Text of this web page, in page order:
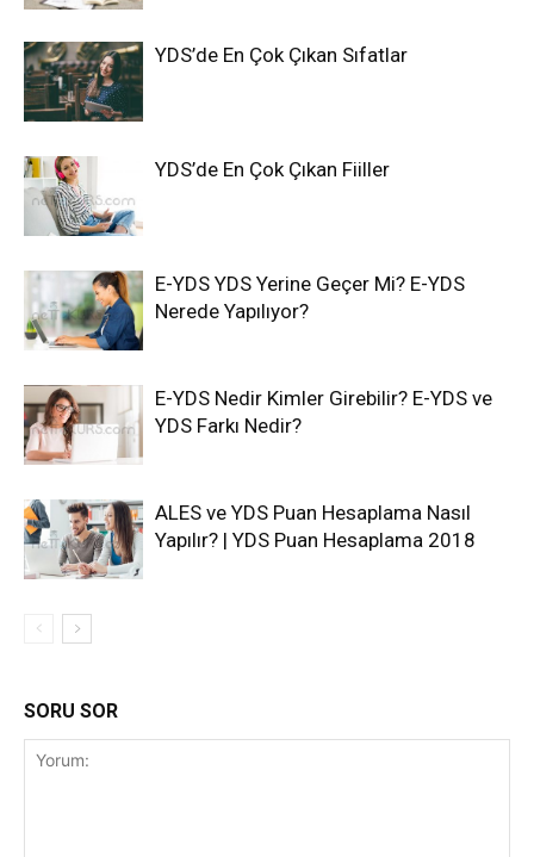
YDS’de En Çok Çıkan Sıfatlar
YDS’de En Çok Çıkan Fiiller
E-YDS YDS Yerine Geçer Mi? E-YDS
Nerede Yapılıyor?
E-YDS Nedir Kimler Girebilir? E-YDS ve
YDS Farkı Nedir?
ALES ve YDS Puan Hesaplama Nasıl
Yapılır? | YDS Puan Hesaplama 2018
SORU SOR